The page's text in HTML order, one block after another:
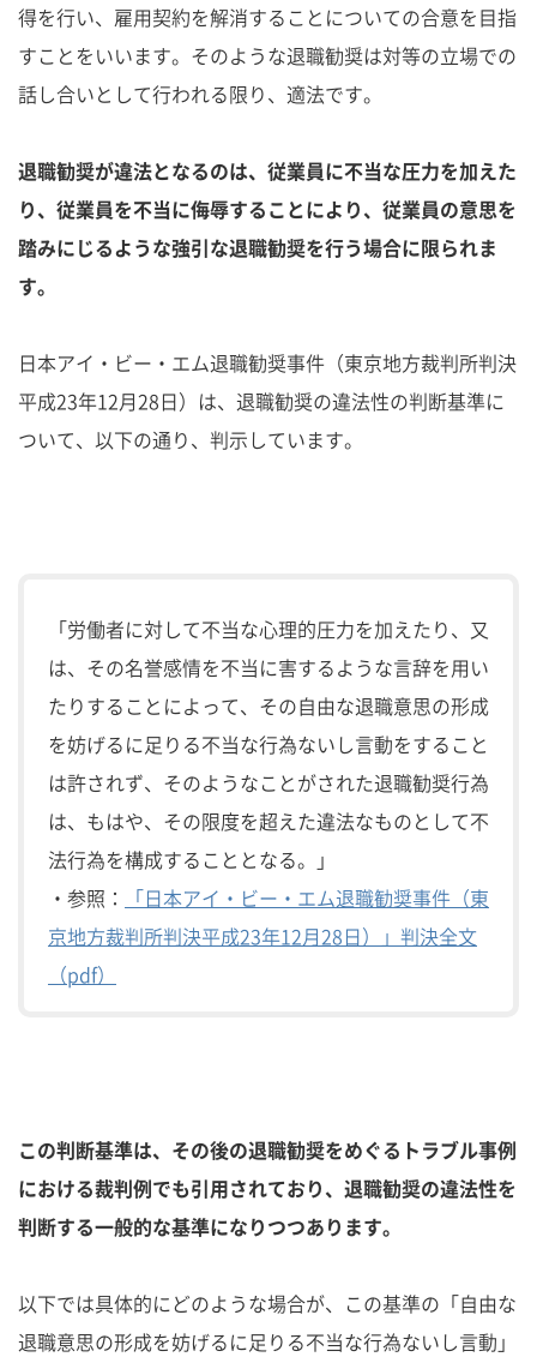
得を行い、雇用契約を解消することについての合意を目指
すことをいいます。そのような退職勧奨は対等の立場での
話し合いとして行われる限り、適法です。
退職勧奨が違法となるのは、従業員に不当な圧力を加えた
り、従業員を不当に侮辱することにより、従業員の意思を
踏みにじるような強引な退職勧奨を行う場合に限られま
す。
日本アイ・ビー・エム退職勧奨事件（東京地方裁判所判決
平成23年12月28日）は、退職勧奨の違法性の判断基準に
ついて、以下の通り、判示しています。
「労働者に対して不当な心理的圧力を加えたり、又
は、その名誉感情を不当に害するような言辞を用い
たりすることによって、その自由な退職意思の形成
を妨げるに足りる不当な行為ないし言動をすること
は許されず、そのようなことがされた退職勧奨行為
は、もはや、その限度を超えた違法なものとして不
法行為を構成することとなる。」
・参照：
「日本アイ・ビー・エム退職勧奨事件（東
京地方裁判所判決平成23年12月28日）」判決全文
（pdf）
この判断基準は、その後の退職勧奨をめぐるトラブル事例
における裁判例でも引用されており、退職勧奨の違法性を
判断する一般的な基準になりつつあります。
以下では具体的にどのような場合が、この基準の「自由な
退職意思の形成を妨げるに足りる不当な行為ないし言動」